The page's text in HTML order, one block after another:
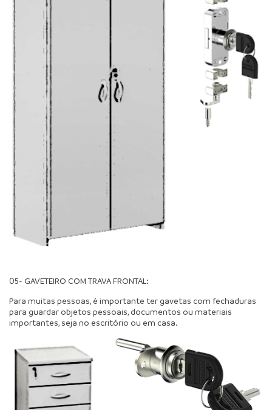
05- GAVETEIRO COM TRAVA FRONTAL:
Para muitas pessoas, é importante ter gavetas com fechaduras
para guardar objetos pessoais, documentos ou materiais
importantes, seja no escritório ou em casa.